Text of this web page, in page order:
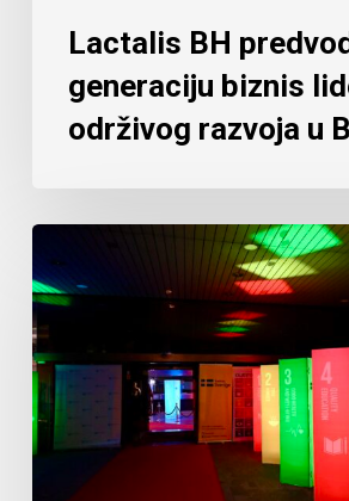
Lactalis BH
generaciju biznis
održivog razvoja u